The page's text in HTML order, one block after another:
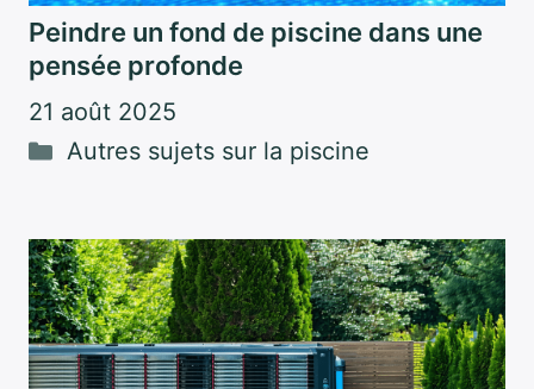
Peindre un fond de piscine dans une
pensée profonde
21 août 2025
Catégories
Autres sujets sur la piscine